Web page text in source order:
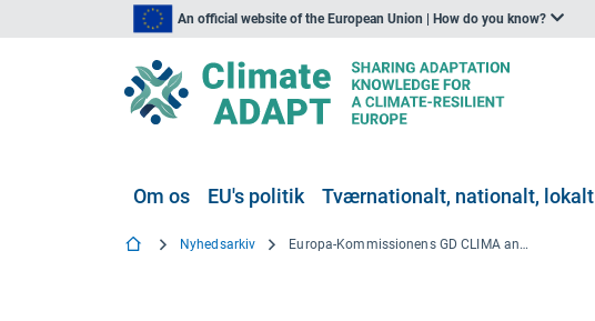
An official website of the European Union | How do you know?
Om os EU's politik Tværnationalt, nationalt, lokalt
Nyhedsarkiv Europa-Kommissionens GD CLIMA ansætter to kontraktansatte til at arbejde på den europæiske klimatilpasningsplan